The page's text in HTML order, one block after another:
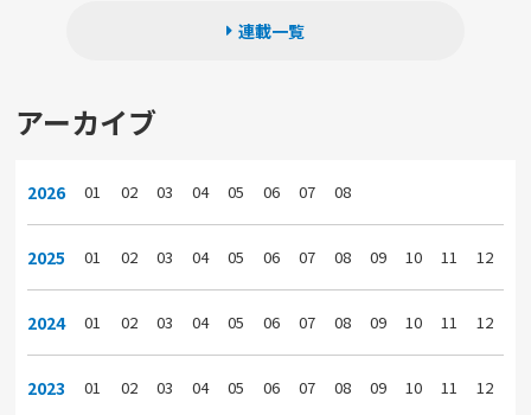
連載一覧
アーカイブ
2026 01 02 03 04 05 06 07 08
2025 01 02 03 04 05 06 07 08 09 10 11 12
2024 01 02 03 04 05 06 07 08 09 10 11 12
2023 01 02 03 04 05 06 07 08 09 10 11 12